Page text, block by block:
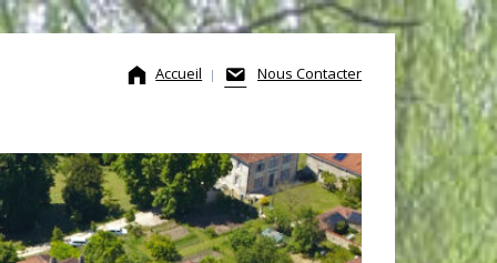
Accueil Nous Contacter